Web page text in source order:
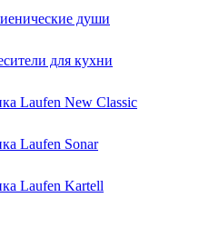
души
для кухни
Laufen New Classic
Laufen Sonar
Laufen Kartell